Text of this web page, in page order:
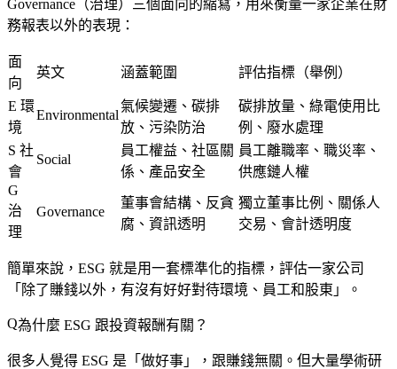
Governance（治理）三個面向的縮寫，用來衡量一家企業在財
務報表以外的表現：
面
向
英文 涵蓋範圍 評估指標（舉例）
E 環
境
Environmental
氣候變遷、碳排
放、污染防治
碳排放量、綠電使用比
例、廢水處理
S 社
會
Social
員工權益、社區關
係、產品安全
員工離職率、職災率、
供應鏈人權
G
治
理
Governance
董事會結構、反貪
腐、資訊透明
獨立董事比例、關係人
交易、會計透明度
簡單來說，ESG 就是用一套標準化的指標，評估一家公司
「除了賺錢以外，有沒有好好對待環境、員工和股東」。
為什麼 ESG 跟投資報酬有關？
很多人覺得 ESG 是「做好事」，跟賺錢無關。但大量學術研